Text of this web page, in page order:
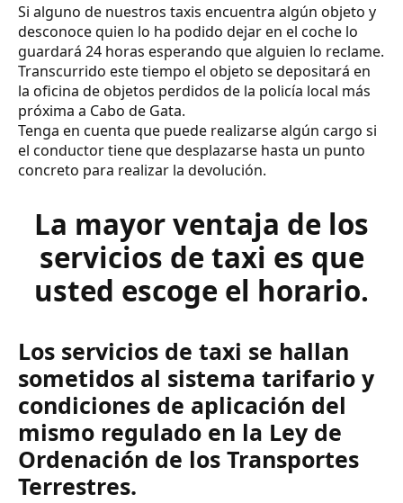
Si alguno de nuestros taxis encuentra algún objeto y
desconoce quien lo ha podido dejar en el coche lo
guardará 24 horas esperando que alguien lo reclame.
Transcurrido este tiempo el objeto se depositará en
la oficina de objetos perdidos de la policía local más
próxima a Cabo de Gata.
Tenga en cuenta que puede realizarse algún cargo si
el conductor tiene que desplazarse hasta un punto
concreto para realizar la devolución.
La mayor ventaja de los
servicios de taxi es que
usted escoge el horario.
Los servicios de taxi se hallan
sometidos al sistema tarifario y
condiciones de aplicación del
mismo regulado en la Ley de
Ordenación de los Transportes
Terrestres.